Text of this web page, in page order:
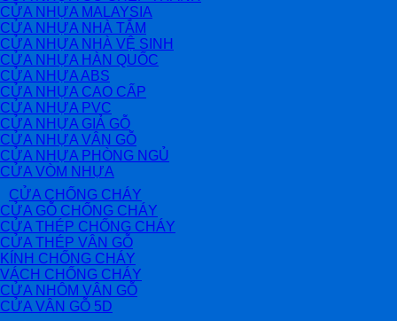
CỬA NHỰA MALAYSIA
CỬA NHỰA NHÀ TẮM
CỬA NHỰA NHÀ VỆ SINH
CỬA NHỰA HÀN QUỐC
CỬA NHỰA ABS
CỬA NHỰA CAO CẤP
CỬA NHỰA PVC
CỬA NHỰA GIẢ GỖ
CỬA NHỰA VÂN GỖ
CỬA NHỰA PHÒNG NGỦ
CỬA VÒM NHỰA
CỬA CHỐNG CHÁY
CỬA GỖ CHỐNG CHÁY
CỬA THÉP CHỐNG CHÁY
CỬA THÉP VÂN GỖ
KÍNH CHỐNG CHÁY
VÁCH CHỐNG CHÁY
CỬA NHÔM VÂN GỖ
CỬA VÂN GỖ 5D